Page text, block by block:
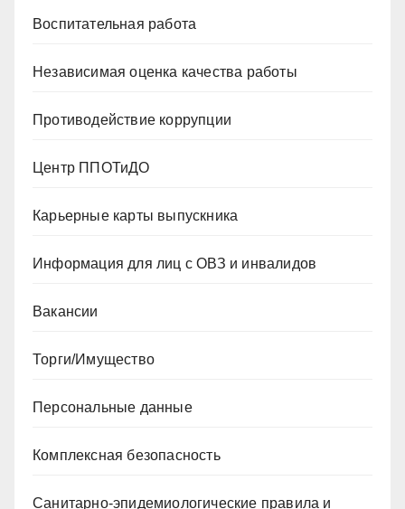
Воспитательная работа
Независимая оценка качества работы
Противодействие коррупции
Центр ППОТиДО
Карьерные карты выпускника
Информация для лиц с ОВЗ и инвалидов
Вакансии
Торги/Имущество
Персональные данные
Комплексная безопасность
Санитарно-эпидемиологические правила и